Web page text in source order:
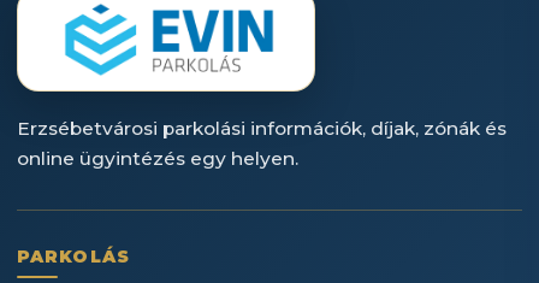
Erzsébetvárosi parkolási információk, díjak, zónák és
online ügyintézés egy helyen.
PARKOLÁS